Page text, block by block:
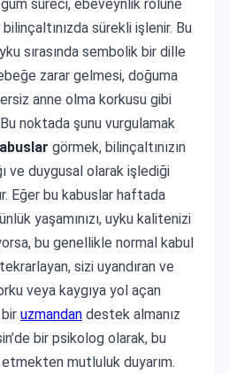
süreci, ebeveynlik rolüne
sürekli işlenir. Bu
sırasında sembolik bir dille
zarar gelmesi, doğuma
anne olma korkusu gibi
noktada şunu vurgulamak
görmek, bilinçaltınızın
ve duygusal olarak işlediği
Eğer bu kabuslar haftada
yaşamınızı, uyku kalitenizi
bu genellikle normal kabul
sizi uyandıran ve
veya kaygıya yol açan
uzmandan destek almanız
bir psikolog olarak, bu
mutluluk duyarım.